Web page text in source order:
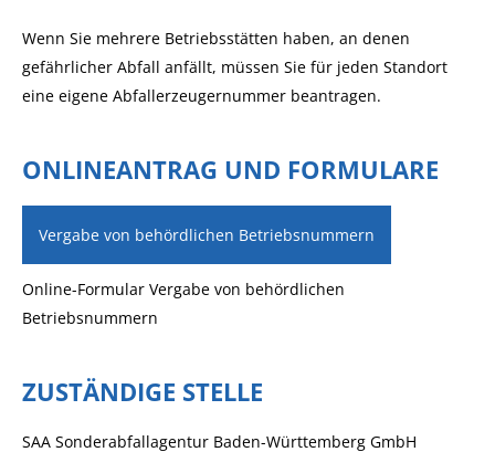
Wenn Sie mehrere Betriebsstätten haben, an denen
gefährlicher Abfall anfällt, müssen Sie für jeden Standort
eine eigene Abfallerzeugernummer beantragen.
ONLINEANTRAG UND FORMULARE
Vergabe von behördlichen Betriebsnummern
Online-Formular Vergabe von behördlichen
Betriebsnummern
ZUSTÄNDIGE STELLE
SAA Sonderabfallagentur Baden-Württemberg GmbH